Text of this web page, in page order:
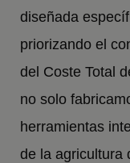
diseñada
priorizando el
del Coste Total
no solo
herramientas
de la agricultura